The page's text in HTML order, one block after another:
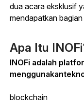
dua acara eksklusif
mendapatkan
Apa Itu
INOFi adalah
blockchain